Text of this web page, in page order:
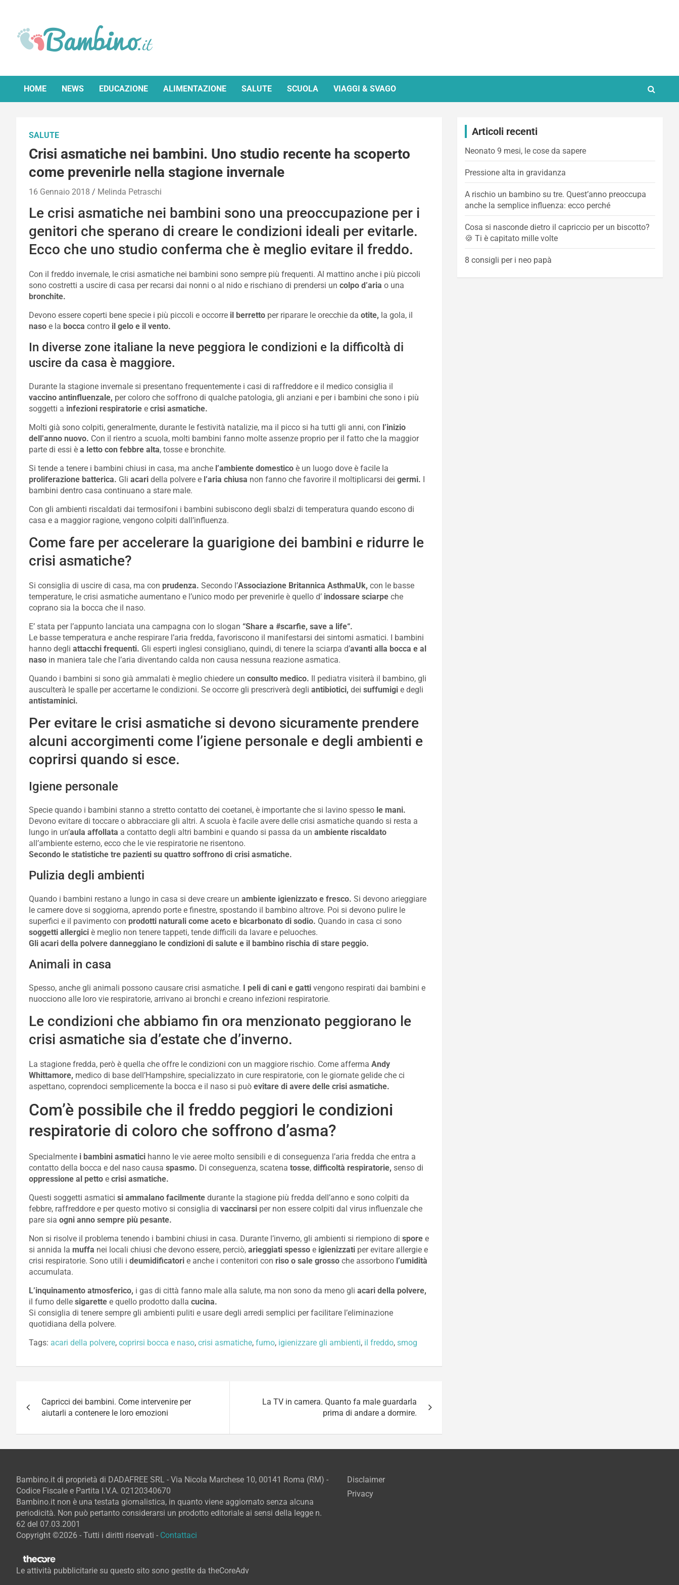
content
Bambino.it
HOME NEWS EDUCAZIONE ALIMENTAZIONE SALUTE SCUOLA VIAGGI & SVAGO
SALUTE
Crisi asmatiche nei bambini. Uno studio recente ha scoperto
come prevenirle nella stagione invernale
16 Gennaio 2018 Melinda Petraschi
Le crisi asmatiche nei bambini sono una preoccupazione per i
genitori che sperano di creare le condizioni ideali per evitarle.
Ecco che uno studio conferma che è meglio evitare il freddo.
Con il freddo invernale, le crisi asmatiche nei bambini sono sempre più frequenti. Al mattino anche i più piccoli
sono costretti a uscire di casa per recarsi dai nonni o al nido e rischiano di prendersi un colpo d’aria o una
bronchite.
Devono essere coperti bene specie i più piccoli e occorre il berretto per riparare le orecchie da otite, la gola, il
naso e la bocca contro il gelo e il vento.
In diverse zone italiane la neve peggiora le condizioni e la difficoltà di
uscire da casa è maggiore.
Durante la stagione invernale si presentano frequentemente i casi di raffreddore e il medico consiglia il
vaccino antinfluenzale, per coloro che soffrono di qualche patologia, gli anziani e per i bambini che sono i più
soggetti a infezioni respiratorie e crisi asmatiche.
Molti già sono colpiti, generalmente, durante le festività natalizie, ma il picco si ha tutti gli anni, con l’inizio
dell’anno nuovo. Con il rientro a scuola, molti bambini fanno molte assenze proprio per il fatto che la maggior
parte di essi è a letto con febbre alta, tosse e bronchite.
Si tende a tenere i bambini chiusi in casa, ma anche l’ambiente domestico è un luogo dove è facile la
proliferazione batterica. Gli acari della polvere e l’aria chiusa non fanno che favorire il moltiplicarsi dei germi. I
bambini dentro casa continuano a stare male.
Con gli ambienti riscaldati dai termosifoni i bambini subiscono degli sbalzi di temperatura quando escono di
casa e a maggior ragione, vengono colpiti dall’influenza.
Come fare per accelerare la guarigione dei bambini e ridurre le
crisi asmatiche?
Si consiglia di uscire di casa, ma con prudenza. Secondo l’Associazione Britannica AsthmaUk, con le basse
temperature, le crisi asmatiche aumentano e l’unico modo per prevenirle è quello d’ indossare sciarpe che
coprano sia la bocca che il naso.
E’ stata per l’appunto lanciata una campagna con lo slogan “Share a #scarfie, save a life“.
Le basse temperatura e anche respirare l’aria fredda, favoriscono il manifestarsi dei sintomi asmatici. I bambini
hanno degli attacchi frequenti. Gli esperti inglesi consigliano, quindi, di tenere la sciarpa d’avanti alla bocca e al
naso in maniera tale che l’aria diventando calda non causa nessuna reazione asmatica.
Quando i bambini si sono già ammalati è meglio chiedere un consulto medico. Il pediatra visiterà il bambino, gli
ausculterà le spalle per accertarne le condizioni. Se occorre gli prescriverà degli antibiotici, dei suffumigi e degli
antistaminici.
Per evitare le crisi asmatiche si devono sicuramente prendere
alcuni accorgimenti come l’igiene personale e degli ambienti e
coprirsi quando si esce.
Igiene personale
Specie quando i bambini stanno a stretto contatto dei coetanei, è importante che si lavino spesso le mani.
Devono evitare di toccare o abbracciare gli altri. A scuola è facile avere delle crisi asmatiche quando si resta a
lungo in un’aula affollata a contatto degli altri bambini e quando si passa da un ambiente riscaldato
all’ambiente esterno, ecco che le vie respiratorie ne risentono.
Secondo le statistiche tre pazienti su quattro soffrono di crisi asmatiche.
Pulizia degli ambienti
Quando i bambini restano a lungo in casa si deve creare un ambiente igienizzato e fresco. Si devono arieggiare
le camere dove si soggiorna, aprendo porte e finestre, spostando il bambino altrove. Poi si devono pulire le
superfici e il pavimento con prodotti naturali come aceto e bicarbonato di sodio. Quando in casa ci sono
soggetti allergici è meglio non tenere tappeti, tende difficili da lavare e peluoches.
Gli acari della polvere danneggiano le condizioni di salute e il bambino rischia di stare peggio.
Animali in casa
Spesso, anche gli animali possono causare crisi asmatiche. I peli di cani e gatti vengono respirati dai bambini e
nuocciono alle loro vie respiratorie, arrivano ai bronchi e creano infezioni respiratorie.
Le condizioni che abbiamo fin ora menzionato peggiorano le
crisi asmatiche sia d’estate che d’inverno.
La stagione fredda, però è quella che offre le condizioni con un maggiore rischio. Come afferma Andy
Whittamore, medico di base dell’Hampshire, specializzato in cure respiratorie, con le giornate gelide che ci
aspettano, coprendoci semplicemente la bocca e il naso si può evitare di avere delle crisi asmatiche.
Com’è possibile che il freddo peggiori le condizioni
respiratorie di coloro che soffrono d’asma?
Specialmente i bambini asmatici hanno le vie aeree molto sensibili e di conseguenza l’aria fredda che entra a
contatto della bocca e del naso causa spasmo. Di conseguenza, scatena tosse, difficoltà respiratorie, senso di
oppressione al petto e crisi asmatiche.
Questi soggetti asmatici si ammalano facilmente durante la stagione più fredda dell’anno e sono colpiti da
febbre, raffreddore e per questo motivo si consiglia di vaccinarsi per non essere colpiti dal virus influenzale che
pare sia ogni anno sempre più pesante.
Non si risolve il problema tenendo i bambini chiusi in casa. Durante l’inverno, gli ambienti si riempiono di spore e
si annida la muffa nei locali chiusi che devono essere, perciò, arieggiati spesso e igienizzati per evitare allergie e
crisi respiratorie. Sono utili i deumidificatori e anche i contenitori con riso o sale grosso che assorbono l’umidità
accumulata.
L’inquinamento atmosferico, i gas di città fanno male alla salute, ma non sono da meno gli acari della polvere,
il fumo delle sigarette e quello prodotto dalla cucina.
Si consiglia di tenere sempre gli ambienti puliti e usare degli arredi semplici per facilitare l’eliminazione
quotidiana della polvere.
Tags: acari della polvere, coprirsi bocca e naso, crisi asmatiche, fumo, igienizzare gli ambienti, il freddo, smog
articoli
Capricci dei bambini. Come intervenire per
aiutarli a contenere le loro emozioni
La TV in camera. Quanto fa male guardarla
prima di andare a dormire.
Articoli recenti
Neonato 9 mesi, le cose da sapere
Pressione alta in gravidanza
A rischio un bambino su tre. Quest’anno preoccupa
anche la semplice influenza: ecco perché
Cosa si nasconde dietro il capriccio per un biscotto?
🍪 Ti è capitato mille volte
8 consigli per i neo papà
Bambino.it di proprietà di DADAFREE SRL - Via Nicola Marchese 10, 00141 Roma (RM) -
Codice Fiscale e Partita I.V.A. 02120340670
Bambino.it non è una testata giornalistica, in quanto viene aggiornato senza alcuna
periodicità. Non può pertanto considerarsi un prodotto editoriale ai sensi della legge n.
62 del 07.03.2001
Copyright ©2026 - Tutti i diritti riservati - Contattaci
Le attività pubblicitarie su questo sito sono gestite da theCoreAdv
Disclaimer
Privacy